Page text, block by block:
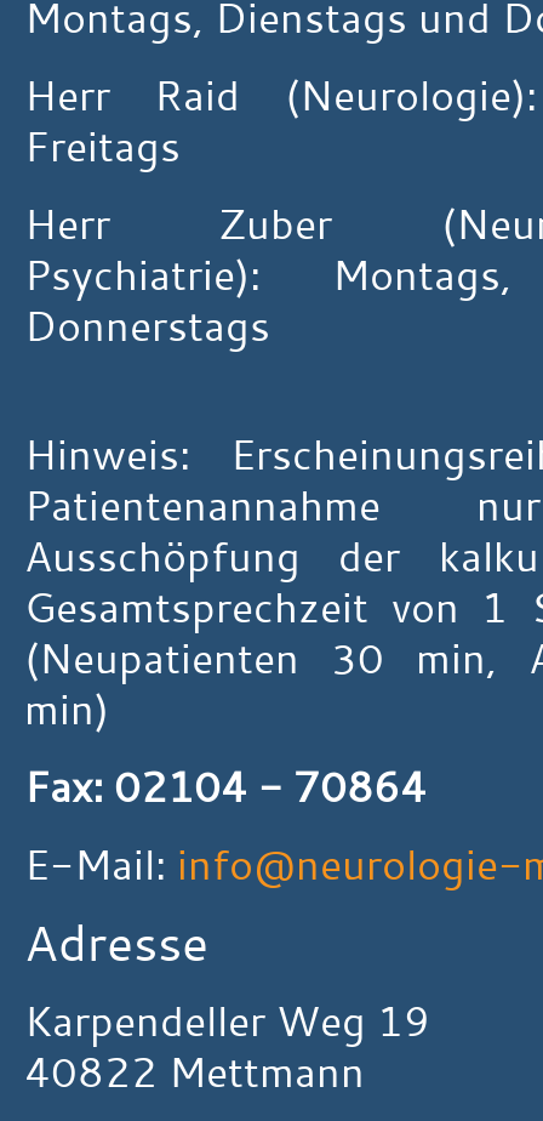
Montags, Dienstags und
Herr Raid
Freitags
Herr Zuber
Psychiatrie):
Donnerstags
Hinweis:
Ausschöpfung der
Gesamtsprechzeit von 1
(Neupatienten 30 min,
min)
Fax: 02104 - 70864
E-Mail: info@neurologie-
Adresse
Karpendeller Weg 19
40822 Mettmann